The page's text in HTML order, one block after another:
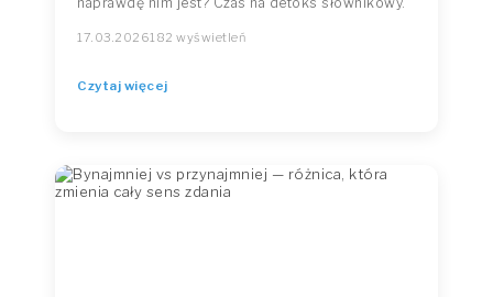
17.03.2026182 wyświetleń
Czytaj więcej